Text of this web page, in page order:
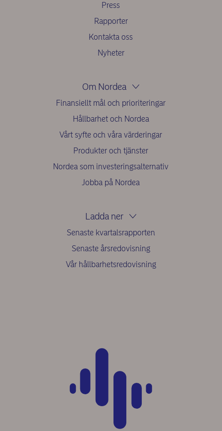
Press
Rapporter
Kontakta oss
Nyheter
Om Nordea
Finansiellt mål och prioriteringar
Hållbarhet och Nordea
Vårt syfte och våra värderingar
Produkter och tjänster
Nordea som investeringsalternativ
Jobba på Nordea
Ladda ner
Senaste kvartalsrapporten
Senaste årsredovisning
Vår hållbarhetsredovisning